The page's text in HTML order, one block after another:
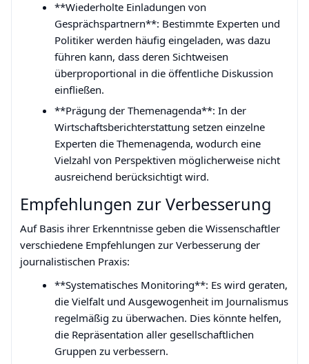
**Wiederholte Einladungen von
Gesprächspartnern**: Bestimmte Experten und
Politiker werden häufig eingeladen, was dazu
führen kann, dass deren Sichtweisen
überproportional in die öffentliche Diskussion
einfließen.
**Prägung der Themenagenda**: In der
Wirtschaftsberichterstattung setzen einzelne
Experten die Themenagenda, wodurch eine
Vielzahl von Perspektiven möglicherweise nicht
ausreichend berücksichtigt wird.
Empfehlungen zur Verbesserung
Auf Basis ihrer Erkenntnisse geben die Wissenschaftler
verschiedene Empfehlungen zur Verbesserung der
journalistischen Praxis:
**Systematisches Monitoring**: Es wird geraten,
die Vielfalt und Ausgewogenheit im Journalismus
regelmäßig zu überwachen. Dies könnte helfen,
die Repräsentation aller gesellschaftlichen
Gruppen zu verbessern.